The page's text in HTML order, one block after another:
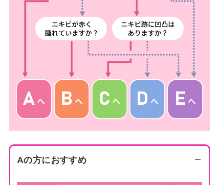
Aの方におすすめ